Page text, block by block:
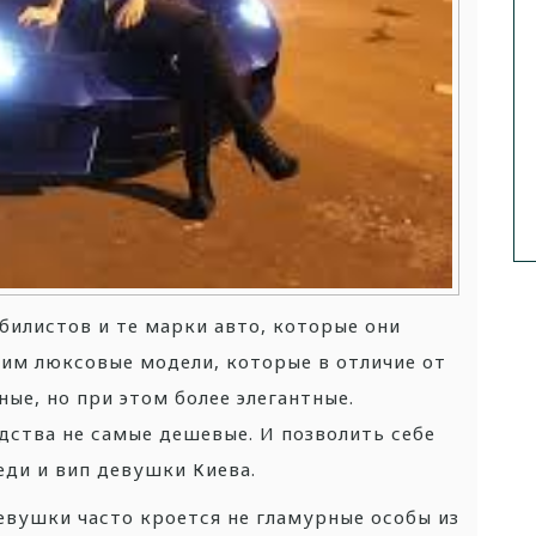
и те марки авто, которые они
люксовые модели, которые в отличие от
но при этом более элегантные.
не самые дешевые. И позволить себе
и вип девушки Киева.
часто кроется не гламурные особы из